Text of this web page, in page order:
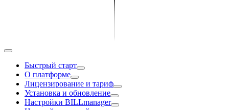
Быстрый старт
О платформе
Лицензирование и тариф
Установка и обновление
Настройки BILLmanager